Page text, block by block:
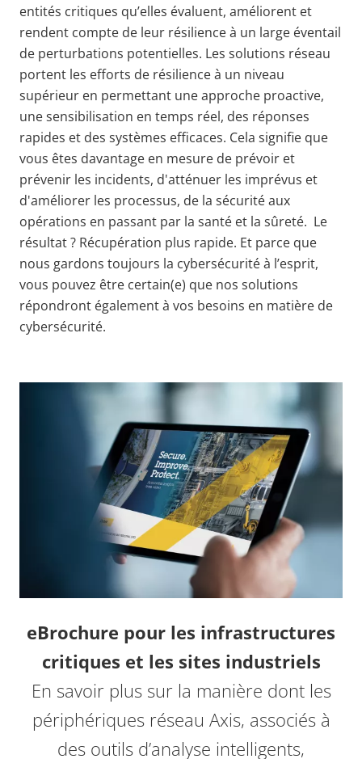
entités critiques qu’elles évaluent, améliorent et
rendent compte de leur résilience à un large éventail
de perturbations potentielles. Les solutions réseau
portent les efforts de résilience à un niveau
supérieur en permettant une approche proactive,
une sensibilisation en temps réel, des réponses
rapides et des systèmes efficaces. Cela signifie que
vous êtes davantage en mesure de prévoir et
prévenir les incidents, d'atténuer les imprévus et
d'améliorer les processus, de la sécurité aux
opérations en passant par la santé et la sûreté. Le
résultat ? Récupération plus rapide. Et parce que
nous gardons toujours la cybersécurité à l’esprit,
vous pouvez être certain(e) que nos solutions
répondront également à vos besoins en matière de
cybersécurité.
eBrochure pour les infrastructures
critiques et les sites industriels
En savoir plus sur la manière dont les
périphériques réseau Axis, associés à
des outils d’analyse intelligents,